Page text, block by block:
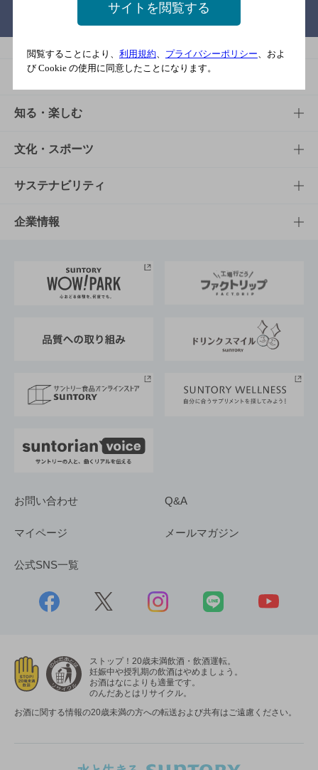
バー検索サイト［BAR-NAVI］
商品
商品TOP
商品一覧
商品発売情報
栄養成分一覧
知る・楽しむ
知る・楽しむTOP
キャンペーン
工場見学
地域情報
文化・スポーツ
文化・スポーツTOP
サントリーホール
サントリーサンバーズ大阪
サステナビリティ
サステナビリティTOP
サントリーが考えるサステナビリティ経営
企業情報
企業概要
採用情報
お問い合わせ Q&A
マイページ メールマガジン
公式SNS一覧
ストップ！20歳未満飲酒・飲酒運転。
妊娠中や授乳期の飲酒はやめましょう。
お酒はなによりも適量です。
のんだあとはリサイクル。
お酒に関する情報の20歳未満の方への転送および共有はご遠慮ください。
サイトを閲覧する
閲覧することにより、 利用規約、 プライバシーポリシー、およ
び Cookie の使用に同意したことになります。